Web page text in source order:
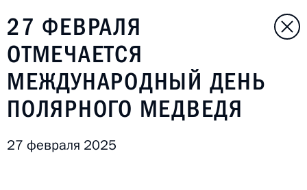
27 ФЕВРАЛЯ
ОТМЕЧАЕТСЯ
МЕЖДУНАРОДНЫЙ ДЕНЬ
ПОЛЯРНОГО МЕДВЕДЯ
27 февраля 2025